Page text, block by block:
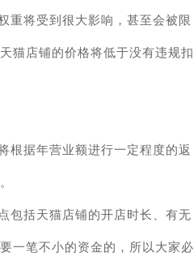
重将受到很大影响，甚至会被限
猫店铺的价格将低于没有违规扣
根据年营业额进行一定程度的返
款。
包括天猫店铺的开店时长、有无
一笔不小的资金的，所以大家必